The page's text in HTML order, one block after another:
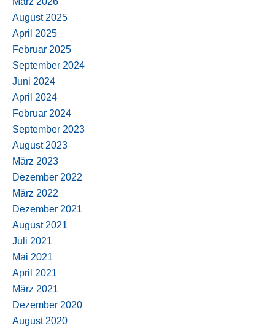
August 2025
April 2025
Februar 2025
September 2024
Juni 2024
April 2024
Februar 2024
September 2023
August 2023
März 2023
Dezember 2022
März 2022
Dezember 2021
August 2021
Juli 2021
Mai 2021
April 2021
März 2021
Dezember 2020
August 2020